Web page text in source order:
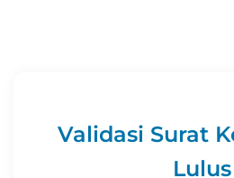
Validasi Surat
Lulus